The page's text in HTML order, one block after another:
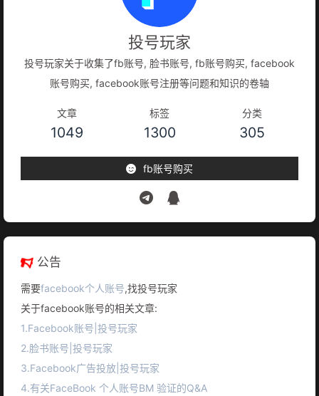
投号玩家
投号玩家关于收集了fb账号, 脸书账号, fb账号购买, facebook
账号购买, facebook账号注册等问题和知识的卷轴
文章
1049
标签
1300
分类
305
fb账号购买
公告
需要facebook个人账号,找投号玩家
关于facebook账号的相关文章:
1.Facebook账号|投号玩家
2.脸书账号|投号玩家
3.Facebook广告投放|投号玩家
4.有关FaceBook 个人账号BM 验证的Q&A